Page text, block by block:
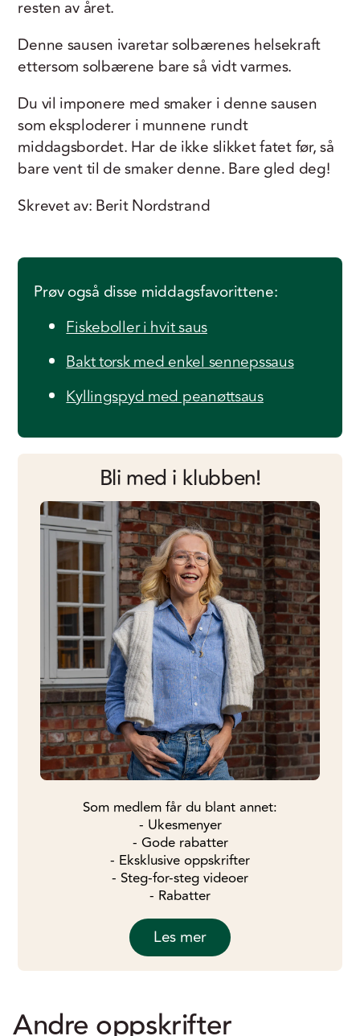
resten av året.
Denne sausen ivaretar solbærenes helsekraft
ettersom solbærene bare så vidt varmes.
Du vil imponere med smaker i denne sausen
som eksploderer i munnene rundt
middagsbordet. Har de ikke slikket fatet før, så
bare vent til de smaker denne. Bare gled deg!
Skrevet av: Berit Nordstrand
Prøv også disse middagsfavorittene:
Fiskeboller i hvit saus
Bakt torsk med enkel sennepssaus
Kyllingspyd med peanøttsaus
Bli med i klubben!
Som medlem får du blant annet:
- Ukesmenyer
- Gode rabatter
- Eksklusive oppskrifter
- Steg-for-steg videoer
- Rabatter
Les mer
Andre oppskrifter